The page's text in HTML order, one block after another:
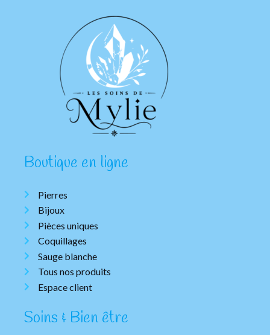
Boutique en ligne
Pierres
Bijoux
Pièces uniques
Coquillages
Sauge blanche
Tous nos produits
Espace client
Soins & Bien être